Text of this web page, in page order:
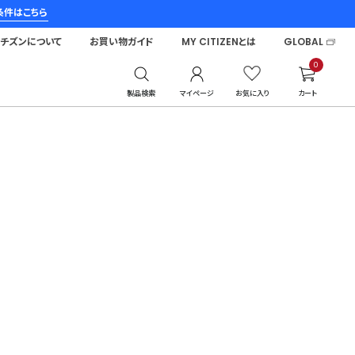
はこちら
製品検索 マイページ お気に入り
0
カート
ズンについて お買い物ガイド MY CITIZENとは GLOBAL